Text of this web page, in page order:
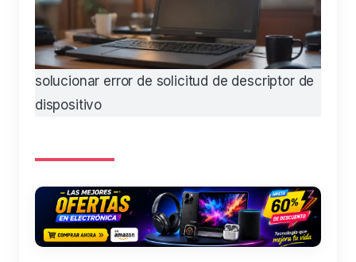
solucionar error de solicitud de descriptor de
dispositivo